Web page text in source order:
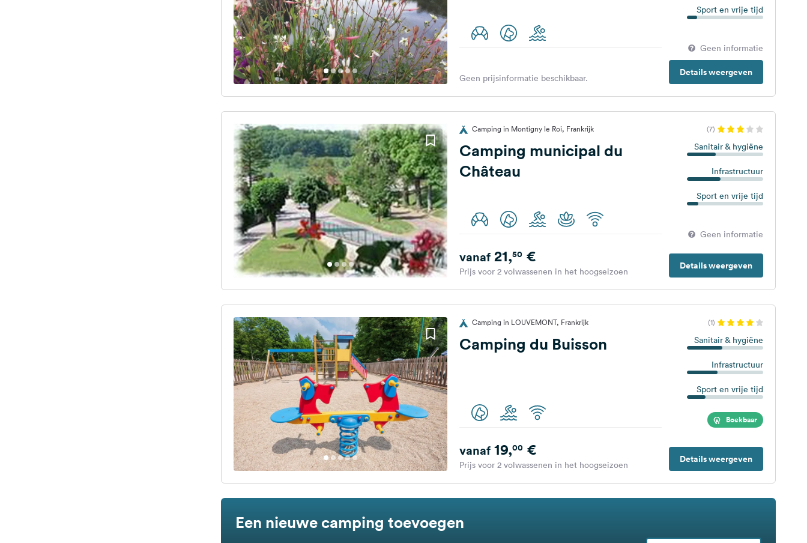
Sport en vrije tijd
Geen informatie
Details weergeven
Geen prijsinformatie beschikbaar.
Camping in Montigny le Roi, Frankrijk (7)
Camping municipal du
Château
Sanitair & hygiëne
Infrastructuur
Sport en vrije tijd
Geen informatie
Details weergeven
vanaf21,50€
Prijs voor 2 volwassenen in het hoogseizoen
Camping in LOUVEMONT, Frankrijk (1)
Camping du Buisson Sanitair & hygiëne
Infrastructuur
Sport en vrije tijd
Boekbaar
Details weergeven
vanaf19,00€
Prijs voor 2 volwassenen in het hoogseizoen
Een nieuwe camping toevoegen